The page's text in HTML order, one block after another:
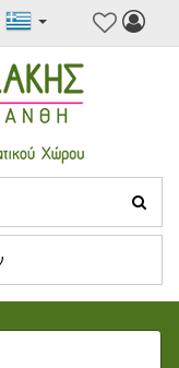
navigation